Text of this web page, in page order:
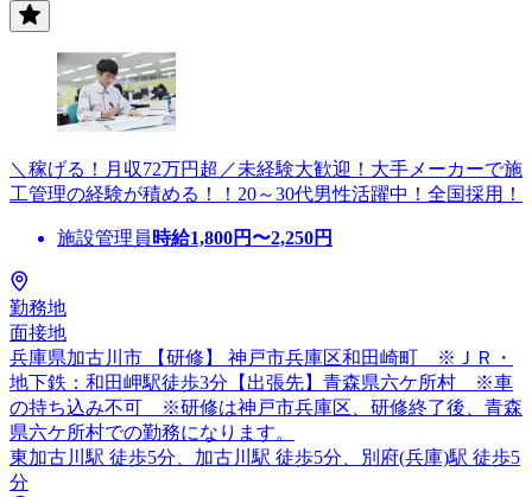
＼稼げる！月収72万円超／未経験大歓迎！大手メーカーで施
工管理の経験が積める！！20～30代男性活躍中！全国採用！
施設管理員 時給1,800円〜2,250円
勤務地
面接地
兵庫県加古川市 【研修】 神戸市兵庫区和田崎町 ※ＪＲ・
地下鉄：和田岬駅徒歩3分【出張先】青森県六ケ所村 ※車
の持ち込み不可 ※研修は神戸市兵庫区、研修終了後、青森
県六ケ所村での勤務になります。
東加古川駅 徒歩5分、加古川駅 徒歩5分、別府(兵庫)駅 徒歩5
分